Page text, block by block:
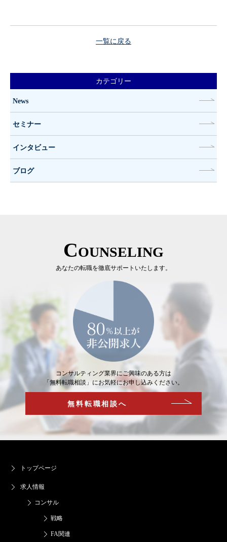
一覧に戻る
カテゴリー
News
セミナー
インタビュー
ブログ
Counseling
あなたの転職を徹底サポートいたします。
コンサルティング業界にご興味のある方は
「無料転職相談」にお気軽にお申し込みください。
無料転職相談へ
トップページ
求人情報
コンサル
戦略
FA関連